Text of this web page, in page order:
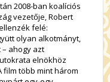
2008-ban koalíciós
vezetője, Robert
felé:
olyan alkotmányt,
ahogy azt
elnökhöz
film több mint három